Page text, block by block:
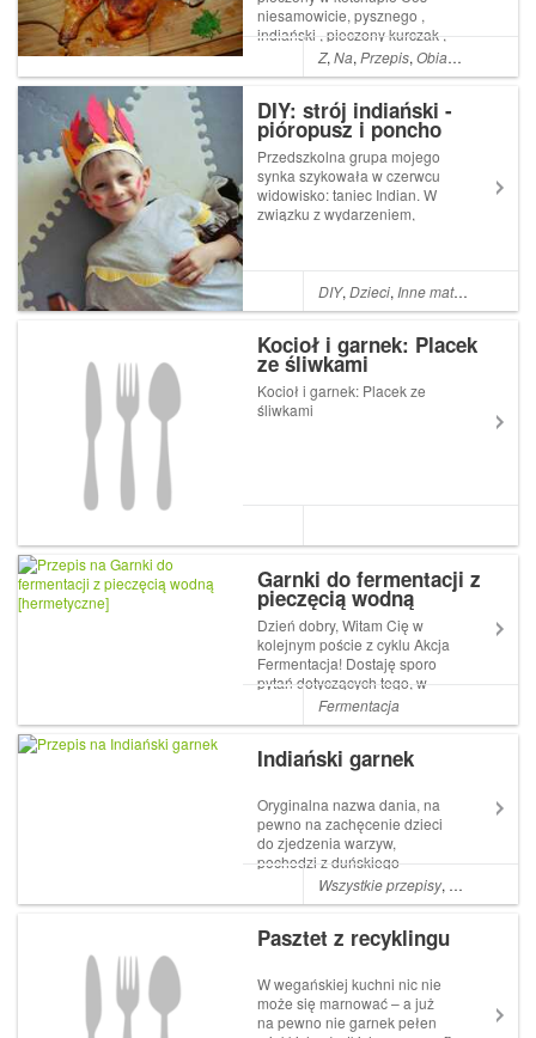
niesamowicie, pysznego ,
indiański , pieczony kurczak ,
robi furorę w rodzince .
Chłopaki jak zobaczyli,
stwierdzili ,że Read More ...
Artykuł Indiański kurczak ,
czyli pieczony ...
Z,Na,Przepis,Obiad ,
DIY: strój indiański -
pióropusz i poncho
Przedszkolna grupa mojego
synka szykowała w czerwcu
widowisko: taniec Indian. W
związku z wydarzeniem,
swego dziecka - Mały John
miał mieć indiański pióropusz
DIY,Dzieci, Inne materiały
Kocioł i garnek: Placek
ze śliwkami
Kocioł i garnek: Placek ze
śliwkami
Garnki do fermentacji z
pieczęcią wodną
[hermetyczne]
Dzień dobry, Witam Cię w
kolejnym poście z cyklu Akcja
Fermentacja! Dostaję sporo
pytań dotyczących tego, w
czym kiszę swoje kiszonki.
Najczęściej, jak...
Fermentacja
Indiański garnek
Oryginalna nazwa dania, na
pewno na zachęcenie dzieci
do zjedzenia warzyw,
pochodzi z duńskiego
przedszkola. Wygląda jak
bigos chociaż nie ma z nim
zawiera kapusty. Składem
trochę przypomina danie rybę
po... The post Indiański g...
Wszystkie przepisy, Kartofle
Pasztet z recyklingu
W wegańskiej kuchni nic nie
może się marnować – a już
na pewno nie garnek pełen